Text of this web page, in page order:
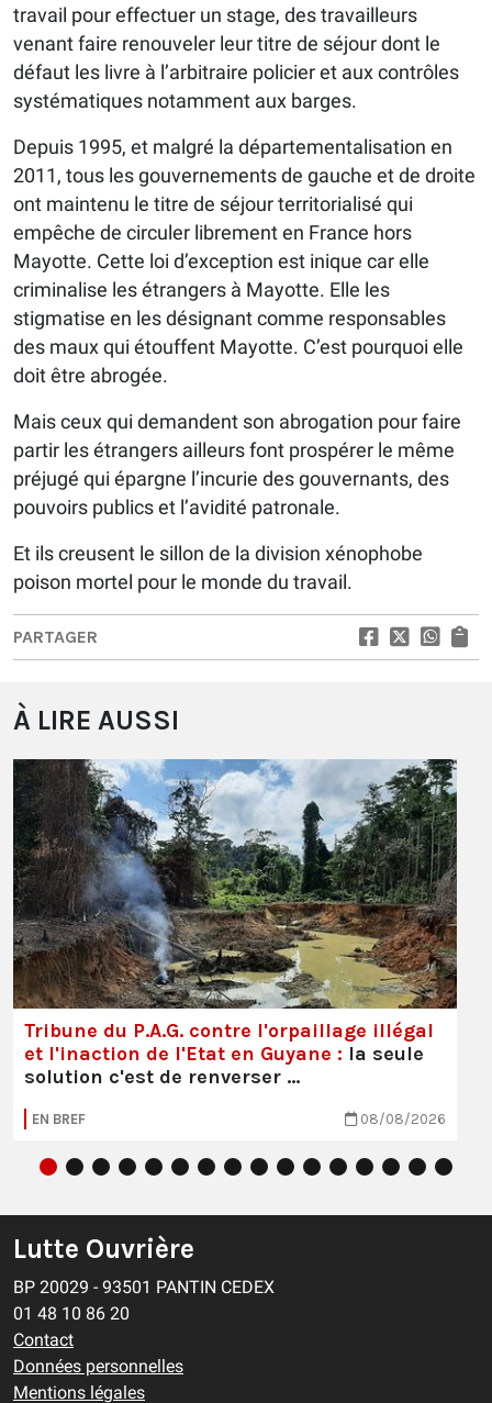
travail pour effectuer un stage, des travailleurs
venant faire renouveler leur titre de séjour dont le
défaut les livre à l’arbitraire policier et aux contrôles
systématiques notamment aux barges.
Depuis 1995, et malgré la départementalisation en
2011, tous les gouvernements de gauche et de droite
ont maintenu le titre de séjour territorialisé qui
empêche de circuler librement en France hors
Mayotte. Cette loi d’exception est inique car elle
criminalise les étrangers à Mayotte. Elle les
stigmatise en les désignant comme responsables
des maux qui étouffent Mayotte. C’est pourquoi elle
doit être abrogée.
Mais ceux qui demandent son abrogation pour faire
partir les étrangers ailleurs font prospérer le même
préjugé qui épargne l’incurie des gouvernants, des
pouvoirs publics et l’avidité patronale.
Et ils creusent le sillon de la division xénophobe
poison mortel pour le monde du travail.
PARTAGER
À LIRE AUSSI
Tribune du P.A.G. contre l'orpaillage illégal
et l'inaction de l'Etat en Guyane : la seule
solution c'est de renverser …
EN BREF 08/08/2026
Lutte Ouvrière
BP 20029 - 93501 PANTIN CEDEX
01 48 10 86 20
Contact
Données personnelles
Mentions légales